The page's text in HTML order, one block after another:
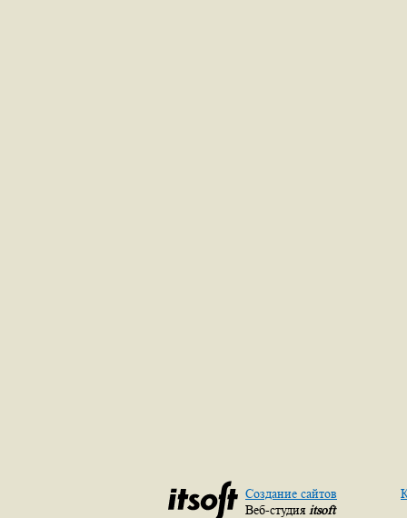
Создание сайтов
Веб-студия itsoft